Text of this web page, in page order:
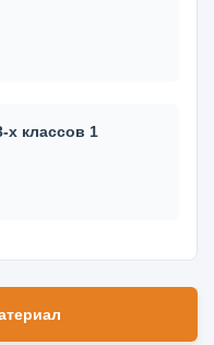
классов 1